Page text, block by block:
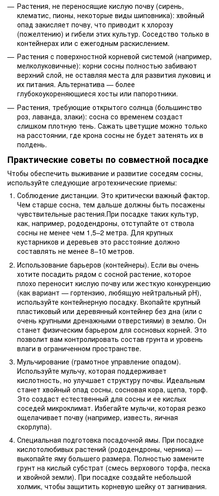
Растения, не переносящие кислую почву (сирень,
клематис, пионы, некоторые виды шиповника): хвойный
опад закисляет почву, что приводит к хлорозу
(пожелтению) и гибели этих культур. Соседство только в
контейнерах или с ежегодным раскислением.
Растения с поверхностной корневой системой (например,
мелколуковичные): корни сосны полностью забивают
верхний слой, не оставляя места для развития луковиц и
их питания. Альтернатива — более
глубокоукореняющиеся хосты или папоротники.
Растения, требующие открытого солнца (большинство
роз, лаванда, злаки): сосна со временем создаст
слишком плотную тень. Сажать цветущие можно только
на расстоянии, где крона сосны не будет затенять их в
полдень.
Практические советы по совместной посадке
Чтобы обеспечить выживание и развитие соседям сосны,
используйте следующие агротехнические приемы:
Соблюдение дистанции. Это критически важный фактор.
Чем старше сосна, тем дальше должны быть посажены
чувствительные растения.При посадке таких культур,
как, например, рододендроны, отступайте от ствола
сосны не менее чем 1,5–2 метра. Для крупных
кустарников и деревьев это расстояние должно
составлять не менее 8–10 метров.
Использование барьеров (контейнеры). Если вы очень
хотите посадить рядом с сосной растение, которое
плохо переносит кислую почву или жесткую конкуренцию
(как вариант — гортензию, любящую нейтральный pH),
используйте контейнерную посадку. Вкопайте крупный
пластиковый или деревянный контейнер без дна (или с
очень крупными дренажными отверстиями) в землю. Он
станет физическим барьером для сосновых корней. Это
позволит вам контролировать состав грунта и уровень
влаги в ограниченном пространстве.
Мульчирование (грамотное управление опадом).
Используйте мульчу, которая поддерживает
кислотность, но улучшает структуру почвы. Идеальным
станет хвойный опад сосны, сосновая кора, щепа, торф.
Это создаст естественный для сосны и ее кислых
соседей микроклимат. Избегайте мульчи, которая резко
ощелачивает почву (например, известь, яичная
скорлупа).
Специальная подготовка посадочной ямы. При посадке
кислотолюбивых растений (рододендроны, черника) —
выкопайте яму большего размера. Полностью замените
грунт на кислый субстрат (смесь верхового торфа, песка
и хвойной земли). При посадке создайте небольшой
холмик, чтобы защитить корневую шейку от загнивания.